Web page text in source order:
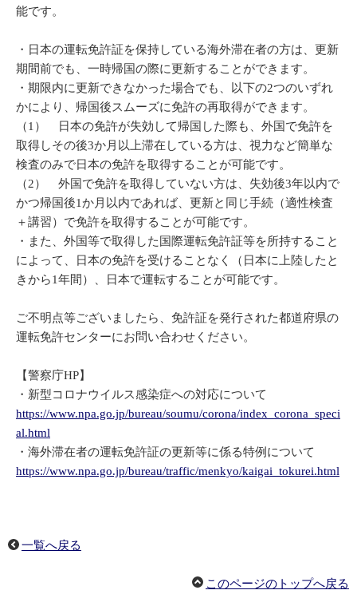
能です。
・日本の運転免許証を保持している海外滞在者の方は、更新
期間前でも、一時帰国の際に更新することができます。
・期限内に更新できなかった場合でも、以下の2つのいずれ
かにより、帰国後スムーズに免許の再取得ができます。
（1） 日本の免許が失効して帰国した際も、外国で免許を
取得しその後3か月以上滞在している方は、視力など簡単な
検査のみで日本の免許を取得することが可能です。
（2） 外国で免許を取得していない方は、失効後3年以内で
かつ帰国後1か月以内であれば、更新と同じ手続（適性検査
＋講習）で免許を取得することが可能です。
・また、外国等で取得した国際運転免許証等を所持すること
によって、日本の免許を受けることなく（日本に上陸したと
きから1年間）、日本で運転することが可能です。
ご不明点等ございましたら、免許証を発行された都道府県の
運転免許センターにお問い合わせください。
【警察庁HP】
・新型コロナウイルス感染症への対応について
https://www.npa.go.jp/bureau/soumu/corona/index_corona_speci
al.html
・海外滞在者の運転免許証の更新等に係る特例について
https://www.npa.go.jp/bureau/traffic/menkyo/kaigai_tokurei.html
一覧へ戻る
このページのトップへ戻る